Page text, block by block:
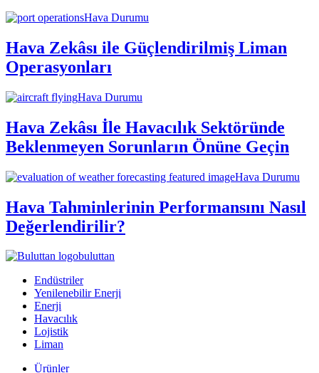
Hava Durumu
Hava Zekâsı ile Güçlendirilmiş Liman
Operasyonları
Hava Durumu
Hava Zekâsı İle Havacılık Sektöründe
Beklenmeyen Sorunların Önüne Geçin
Hava Durumu
Hava Tahminlerinin Performansını Nasıl
Değerlendirilir?
buluttan
Endüstriler
Yenilenebilir Enerji
Enerji
Havacılık
Lojistik
Liman
Ürünler